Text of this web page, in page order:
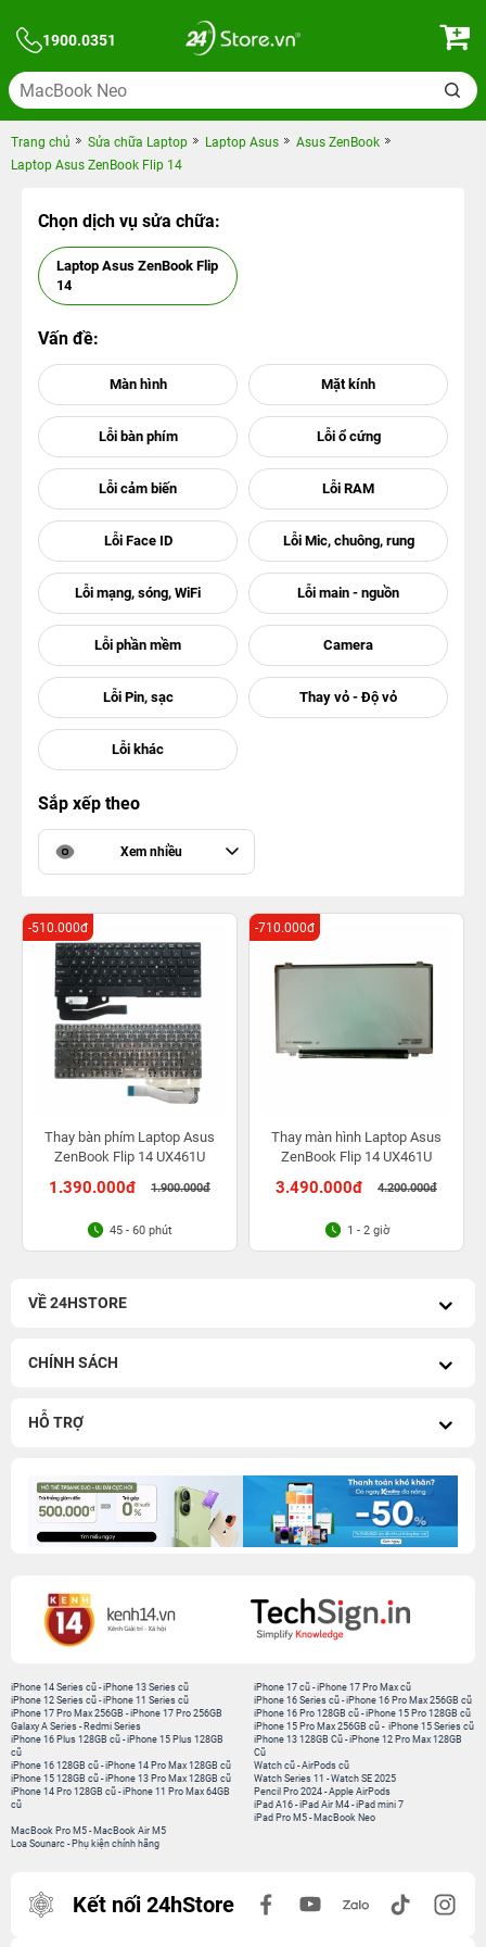
1900.0351
Trang chủ Sửa chữa Laptop Laptop Asus
Asus ZenBook
Laptop Asus ZenBook Flip 14
Chọn dịch vụ sửa chữa:
Laptop Asus ZenBook Flip
14
Vấn đề:
Sắp xếp theo
Xem nhiều
Thay bàn phím Laptop Asus
ZenBook Flip 14 UX461U
1.390.000đ 1.900.000đ
-510.000đ
45 - 60 phút
Thay màn hình Laptop Asus
ZenBook Flip 14 UX461U
3.490.000đ 4.200.000đ
-710.000đ
1 - 2 giờ
VỀ 24HSTORE
CHÍNH SÁCH
HỖ TRỢ
iPhone 14 Series cũ -iPhone 13 Series cũ
iPhone 12 Series cũ -iPhone 11 Series cũ
iPhone 17 Pro Max 256GB -iPhone 17 Pro 256GB
Galaxy A Series - Redmi Series
iPhone 17 cũ -iPhone 17 Pro Max cũ
iPhone 16 Series cũ - iPhone 16 Pro Max 256GB cũ
iPhone 16 Pro 128GB cũ -iPhone 15 Pro 128GB cũ
iPhone 15 Pro Max 256GB cũ - iPhone 15 Series cũ
iPhone 16 Plus 128GB cũ -iPhone 15 Plus 128GB
cũ
iPhone 16 128GB cũ -iPhone 14 Pro Max 128GB cũ
iPhone 15 128GB cũ -iPhone 13 Pro Max 128GB cũ
iPhone 14 Pro 128GB cũ -iPhone 11 Pro Max 64GB
cũ
iPhone 13 128GB Cũ -iPhone 12 Pro Max 128GB
Cũ
Watch cũ -AirPods cũ
Watch Series 11 -Watch SE 2025
Pencil Pro 2024 -Apple AirPods
iPad A16 -iPad Air M4 -iPad mini 7
iPad Pro M5 - MacBook Neo
MacBook Pro M5 - MacBook Air M5
Loa Sounarc - Phụ kiện chính hãng
Kết nối 24hStore